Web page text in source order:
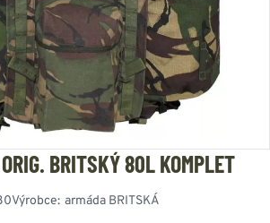
BRITSKÝ 80L KOMPLET
Výrobce: armáda BRITSKÁ